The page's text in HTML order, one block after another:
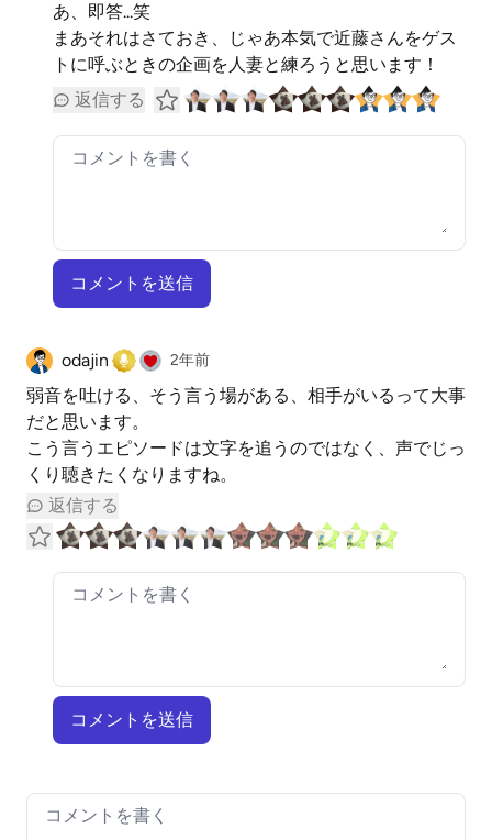
あ、即答...笑
まあそれはさておき、じゃあ本気で近藤さんをゲス
トに呼ぶときの企画を人妻と練ろうと思います！
返信する
コメントを送信
odajin 2年前
弱音を吐ける、そう言う場がある、相手がいるって大事
だと思います。
こう言うエピソードは文字を追うのではなく、声でじっ
くり聴きたくなりますね。
返信する
コメントを送信
Your comment